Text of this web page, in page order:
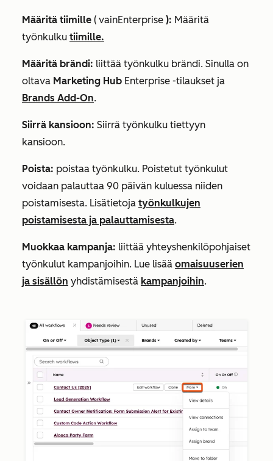
Määritä tiimille ( vainEnterprise ): Määritä
työnkulku tiimille.
Määritä brändi: liittää työnkulku brändi. Sinulla on
oltava Marketing Hub Enterprise -tilaukset ja
Brands Add-On.
Siirrä kansioon: Siirrä työnkulku tiettyyn
kansioon.
Poista: poistaa työnkulku. Poistetut työnkulut
voidaan palauttaa 90 päivän kuluessa niiden
poistamisesta. Lisätietoja työnkulkujen
poistamisesta ja palauttamisesta.
Muokkaa kampanja: liittää yhteyshenkilöpohjaiset
työnkulut kampanjoihin. Lue lisää omaisuuserien
ja sisällön yhdistämisestä kampanjoihin.